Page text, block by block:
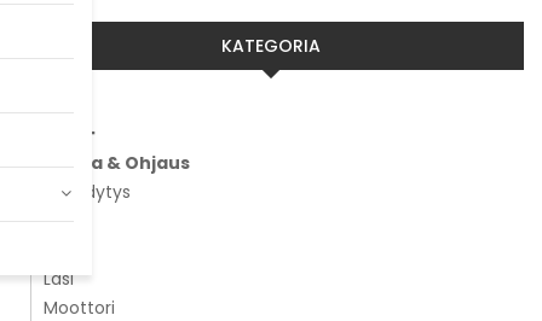
KATEGORIA
Alusta & Ohjaus
Jäähdytys
Jarrut
Lasi
Moottori